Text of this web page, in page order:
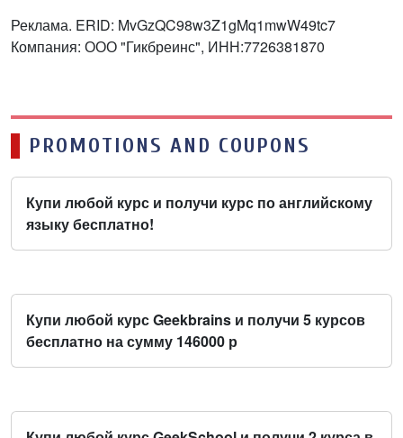
Реклама. ERID: MvGzQC98w3Z1gMq1mwW49tc7
Компания: ООО "Гикбреинс", ИНН:7726381870
PROMOTIONS AND COUPONS
Купи любой курс и получи курс по английскому
языку бесплатно!
Купи любой курс Geekbrains и получи 5 курсов
бесплатно на сумму 146000 р